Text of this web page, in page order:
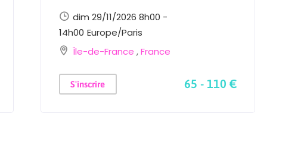
dim 29/11/2026 8h00 -
14h00 Europe/Paris
Île-de-France ,France
S'inscrire 65 - 110 €